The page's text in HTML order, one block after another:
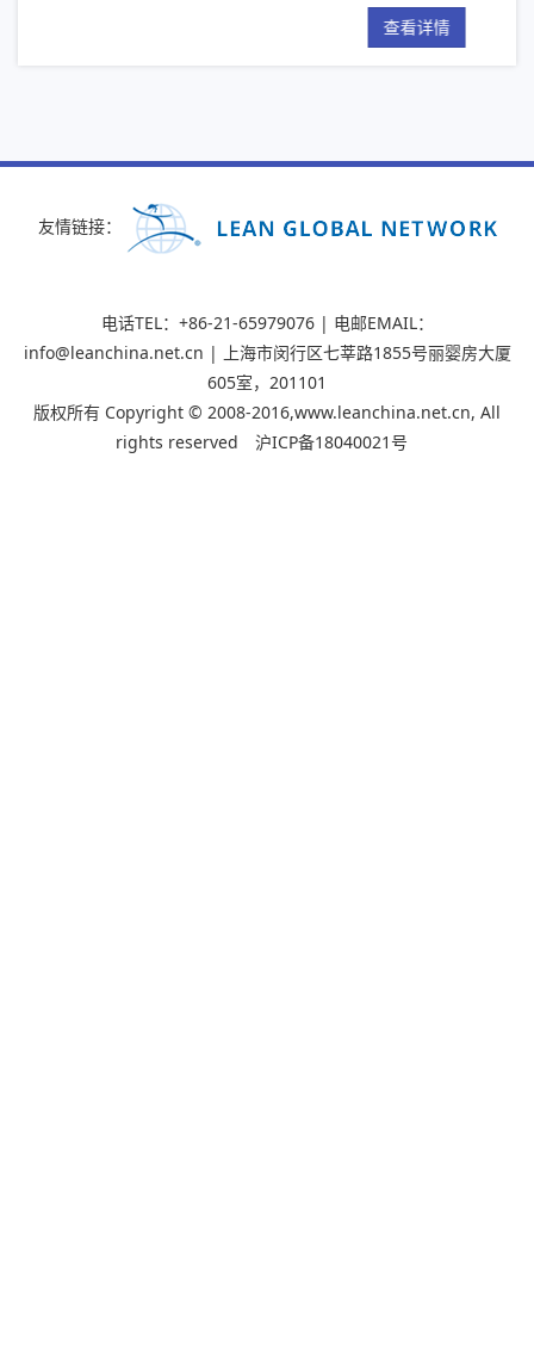
友情链接：
电话TEL：+86-21-65979076 | 电邮EMAIL：
info@leanchina.net.cn | 上海市闵行区七莘路1855号丽婴房大厦
605室，201101
版权所有 Copyright © 2008-2016,www.leanchina.net.cn, All
rights reserved
沪ICP备18040021号